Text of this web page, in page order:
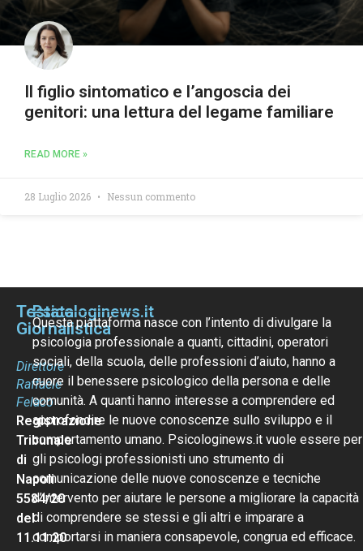
Il figlio sintomatico e l’angoscia dei
genitori: una lettura del legame familiare
READ MORE »
28 Luglio 2026 Nessun commento
Testata
Giornalistica
Direttore
Raffaele
Felaco
Registrazione
Tribunale
di
Napoli
5584/20
del
11.11.20
Psicologinews.it
Questa piattaforma nasce con l’intento di divulgare la
psicologia professionale a quanti, cittadini, operatori
sociali, della scuola, delle professioni d’aiuto, hanno a
cuore il benessere psicologico della persona e delle
comunità. A quanti hanno interesse a comprendere ed
approfondire le nuove conoscenze sullo sviluppo e il
comportamento umano. Psicologinews.it vuole essere per
gli psicologi professionisti uno strumento di
comunicazione delle nuove conoscenze e tecniche
d’intervento per aiutare le persone a migliorare la capacità
di comprendere se stessi e gli altri e imparare a
comportarsi in maniera consapevole, congrua ed efficace.